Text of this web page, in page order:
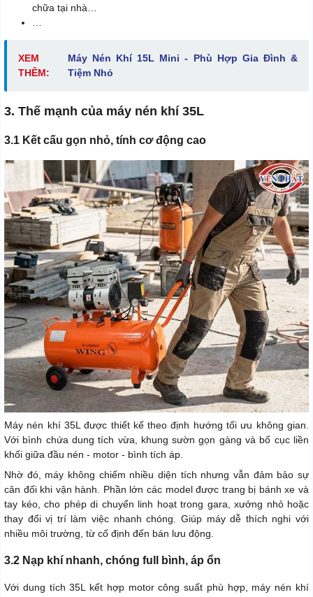
chữa tại nhà…
XEM
THÊM:
Máy Nén Khí 15L Mini - Phù Hợp Gia Đình &
Tiệm Nhỏ
3. Thế mạnh của máy nén khí 35L
3.1 Kết cấu gọn nhỏ, tính cơ động cao
Máy nén khí 35L được thiết kế theo định hướng tối ưu không gian.
Với bình chứa dung tích vừa, khung sườn gọn gàng và bố cục liền
khối giữa đầu nén - motor - bình tích áp.
Nhờ đó, máy không chiếm nhiều diện tích nhưng vẫn đảm bảo sự
cân đối khi vận hành. Phần lớn các model được trang bị bánh xe và
tay kéo, cho phép di chuyển linh hoạt trong gara, xưởng nhỏ hoặc
thay đổi vị trí làm việc nhanh chóng. Giúp máy dễ thích nghi với
nhiều môi trường, từ cố định đến bán lưu động.
3.2 Nạp khí nhanh, chóng full bình, áp ổn
Với dung tích 35L kết hợp motor công suất phù hợp, máy nén khí